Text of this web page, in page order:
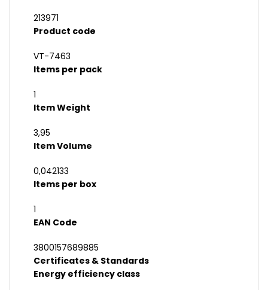
213971
Product code
VT-7463
Items per pack
1
Item Weight
3,95
Item Volume
0,042133
Items per box
1
EAN Code
3800157689885
Certificates & Standards
Energy efficiency class